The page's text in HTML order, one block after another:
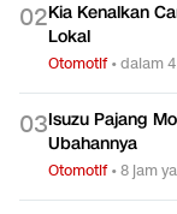
02Kia Kenalkan
Lokal
Otomotif•dalam
03Isuzu Pajang
Ubahannya
Otomotif•8 jam